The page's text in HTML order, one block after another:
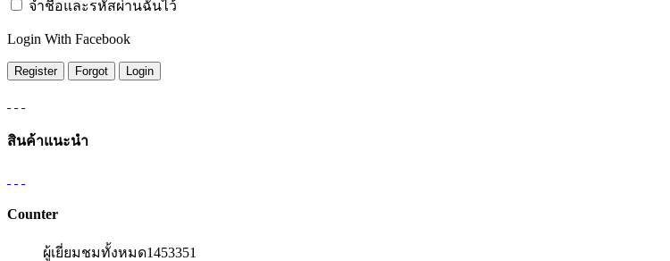
จำชื่อและรหัสผ่านฉันไว้
Login With Facebook
สินค้าแนะนำ
Counter
ผู้เยี่ยมชมทั้งหมด1453351